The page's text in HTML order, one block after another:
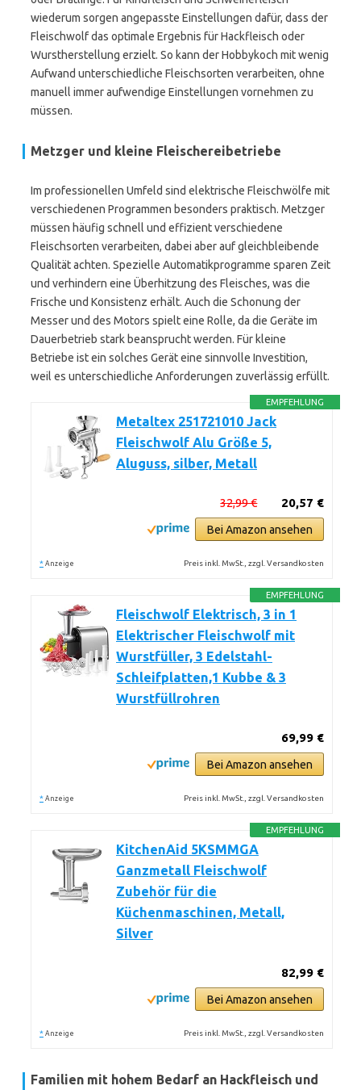
wiederum sorgen angepasste Einstellungen dafür, dass der
Fleischwolf das optimale Ergebnis für Hackfleisch oder
Wurstherstellung erzielt. So kann der Hobbykoch mit wenig
Aufwand unterschiedliche Fleischsorten verarbeiten, ohne
manuell immer aufwendige Einstellungen vornehmen zu
müssen.
Metzger und kleine Fleischereibetriebe
Im professionellen Umfeld sind elektrische Fleischwölfe mit
verschiedenen Programmen besonders praktisch. Metzger
müssen häufig schnell und effizient verschiedene
Fleischsorten verarbeiten, dabei aber auf gleichbleibende
Qualität achten. Spezielle Automatikprogramme sparen Zeit
und verhindern eine Überhitzung des Fleisches, was die
Frische und Konsistenz erhält. Auch die Schonung der
Messer und des Motors spielt eine Rolle, da die Geräte im
Dauerbetrieb stark beansprucht werden. Für kleine
Betriebe ist ein solches Gerät eine sinnvolle Investition,
weil es unterschiedliche Anforderungen zuverlässig erfüllt.
EMPFEHLUNG
Metaltex 251721010 Jack
Fleischwolf Alu Größe 5,
Aluguss, silber, Metall
20,57 €
32,99 €
Bei Amazon ansehen
* Anzeige Preis inkl. MwSt., zzgl. Versandkosten
EMPFEHLUNG
Fleischwolf Elektrisch, 3 in 1
Elektrischer Fleischwolf mit
Wurstfüller, 3 Edelstahl-
Schleifplatten,1 Kubbe & 3
Wurstfüllrohren
69,99 €
Bei Amazon ansehen
* Anzeige Preis inkl. MwSt., zzgl. Versandkosten
EMPFEHLUNG
KitchenAid 5KSMMGA
Ganzmetall Fleischwolf
Zubehör für die
Küchenmaschinen, Metall,
Silver
82,99 €
Bei Amazon ansehen
* Anzeige Preis inkl. MwSt., zzgl. Versandkosten
Familien mit hohem Bedarf an Hackfleisch und